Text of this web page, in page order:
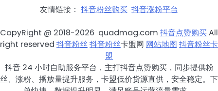
友情链接： 抖音粉丝购买 抖音涨粉平台
CopyRight @ 2018-2026 quadmag.com 抖音点赞购买All
right reserved 抖音粉丝抖音粉丝卡盟网 网站地图 抖音粉丝卡
盟
抖音 24 小时自助服务平台，主打抖音点赞购买，同步提供粉
丝、涨粉、播放量提升服务，卡盟低价货源直供，安全稳定。下